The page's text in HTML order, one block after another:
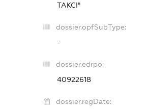
ТАКСІ"
dossier.opfSubType:
-
dossier.edrpo:
40922618
dossier.regDate: